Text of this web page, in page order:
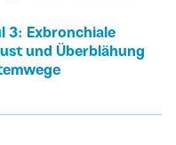
3: Exbronchiale
und Überblähung